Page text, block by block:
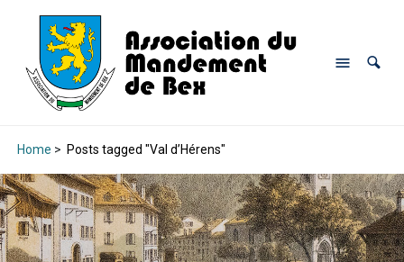
Home > Posts tagged "Val d’Hérens"